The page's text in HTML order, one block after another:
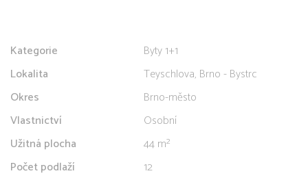
Kategorie
Byty 1+1
Lokalita
Teyschlova, Brno - Bystrc
Okres
Brno-město
Vlastnictví
Osobní
Užitná plocha
44 m²
Počet podlaží
12